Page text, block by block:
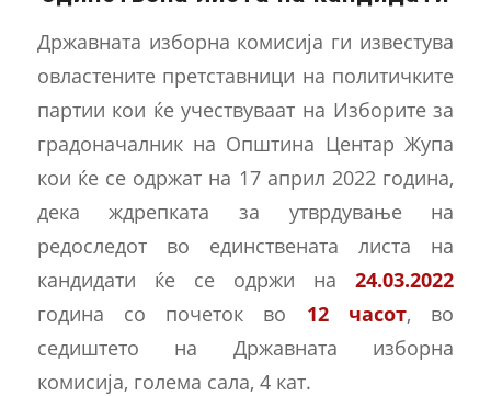
Државната изборна комисија ги известува
овластените претставници на политичките
партии кои ќе учествуваат на Изборите за
градоначалник на Општина Центар Жупа
кои ќе се одржат на 17 април 2022 година,
дека ждрепката за утврдување на
редоследот во единствената листа на
кандидати ќе се одржи на24.03.2022
година со почеток во 12 часот, во
седиштето на Државната изборна
комисија, голема сала, 4 кат.